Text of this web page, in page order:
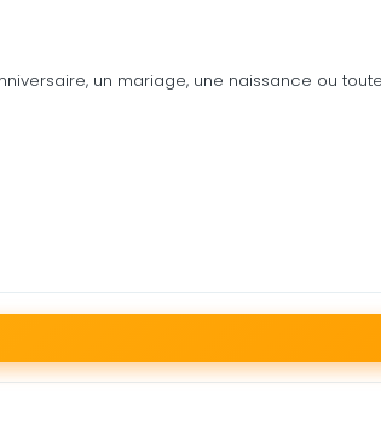
un mariage, une naissance ou